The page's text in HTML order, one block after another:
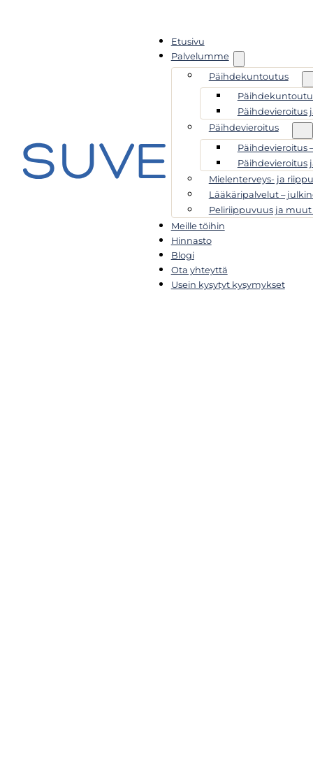
Etusivu
Palvelumme
Päihdekuntoutus
Päihdevieroitus
Päihdevieroitus
Päihdevieroitus
Päihdevieroitus
Mielenterveys- ja
Lääkäripalvelut –
Peliriippuvuus ja
Meille töihin
Hinnasto
Blogi
Ota yhteyttä
Usein kysytyt kysymykset